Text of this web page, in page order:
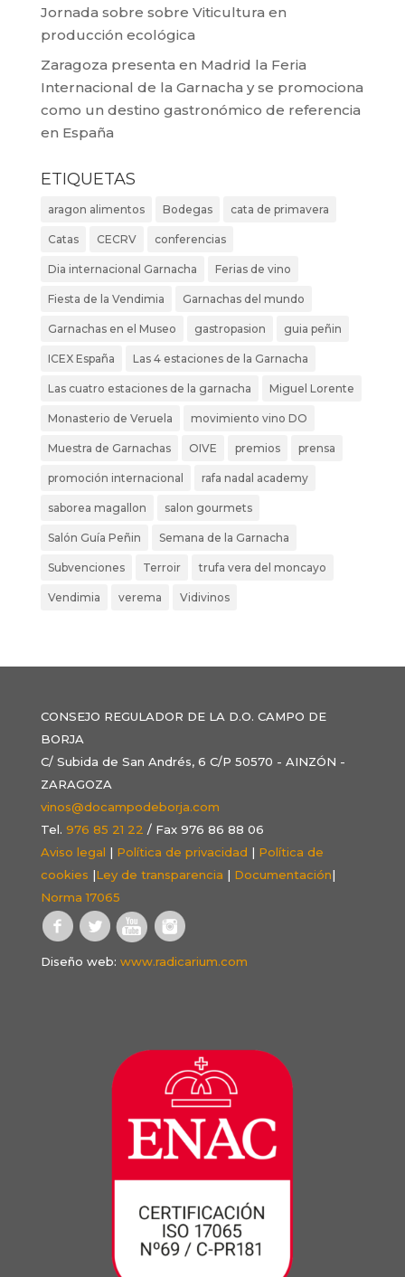
Jornada sobre sobre Viticultura en
producción ecológica
Zaragoza presenta en Madrid la Feria
Internacional de la Garnacha y se promociona
como un destino gastronómico de referencia
en España
ETIQUETAS
aragon alimentos Bodegas cata de primavera
Catas CECRV conferencias
Dia internacional Garnacha Ferias de vino
Fiesta de la Vendimia Garnachas del mundo
Garnachas en el Museo gastropasion guia peñin
ICEX España Las 4 estaciones de la Garnacha
Las cuatro estaciones de la garnacha Miguel Lorente
Monasterio de Veruela movimiento vino DO
Muestra de Garnachas OIVE premios prensa
promoción internacional rafa nadal academy
saborea magallon salon gourmets
Salón Guía Peñin Semana de la Garnacha
Subvenciones Terroir trufa vera del moncayo
Vendimia verema Vidivinos
CONSEJO REGULADOR DE LA D.O. CAMPO DE
BORJA
C/ Subida de San Andrés, 6 C/P 50570 - AINZÓN -
ZARAGOZA
vinos@docampodeborja.com
Tel. 976 85 21 22 / Fax 976 86 88 06
Aviso legal | Política de privacidad | Política de
cookies |Ley de transparencia | Documentación|
Norma 17065
Diseño web: www.radicarium.com